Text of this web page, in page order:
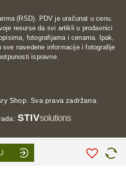
(RSD). PDV je uračunat u cenu.
resurse da svi artikli u prodavnici
fotografijama i cenama. Ipak,
navedene informacije i fotografije
ispravne.
Shop. Sva prava zadržana.
STIVsolutions